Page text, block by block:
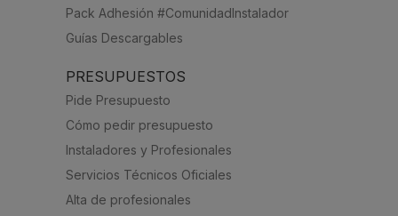
Pack Adhesión #ComunidadInstalador
Guías Descargables
PRESUPUESTOS
Pide Presupuesto
Cómo pedir presupuesto
Instaladores y Profesionales
Servicios Técnicos Oficiales
Alta de profesionales